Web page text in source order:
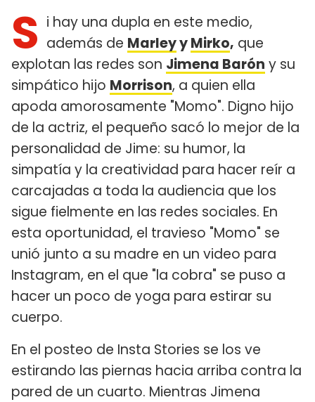
S i hay una dupla en este medio,
además de MarleyyMirko, que
explotan las redes son Jimena Barón y su
simpático hijo Morrison, a quien ella
apoda amorosamente "Momo". Digno hijo
de la actriz, el pequeño sacó lo mejor de la
personalidad de Jime: su humor, la
simpatía y la creatividad para hacer reír a
carcajadas a toda la audiencia que los
sigue fielmente en las redes sociales. En
esta oportunidad, el travieso "Momo" se
unió junto a su madre en un video para
Instagram, en el que "la cobra" se puso a
hacer un poco de yoga para estirar su
cuerpo.
En el posteo de Insta Stories se los ve
estirando las piernas hacia arriba contra la
pared de un cuarto. Mientras Jimena